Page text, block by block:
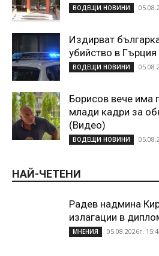
ВОДЕЩИ НОВИНИ
Издирват
убийство в Гърция
ВОДЕЩИ НОВИНИ
Борисов вече има
млади кадри за
(Видео)
ВОДЕЩИ НОВИНИ
НАЙ-ЧЕТЕНИ
Радев надмина
излагации в
МНЕНИЯ 05.08.2026г.